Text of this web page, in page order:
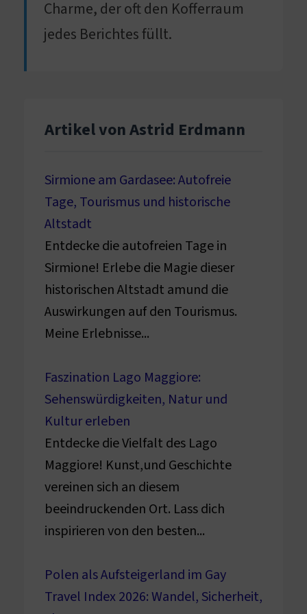
Charme, der oft den Kofferraum
jedes Berichtes füllt.
Artikel von Astrid Erdmann
Sirmione am Gardasee: Autofreie
Tage, Tourismus und historische
Altstadt
Entdecke die autofreien Tage in
Sirmione! Erlebe die Magie dieser
historischen Altstadt amund die
Auswirkungen auf den Tourismus.
Meine Erlebnisse...
Faszination Lago Maggiore:
Sehenswürdigkeiten, Natur und
Kultur erleben
Entdecke die Vielfalt des Lago
Maggiore! Kunst,und Geschichte
vereinen sich an diesem
beeindruckenden Ort. Lass dich
inspirieren von den besten...
Polen als Aufsteigerland im Gay
Travel Index 2026: Wandel, Sicherheit,